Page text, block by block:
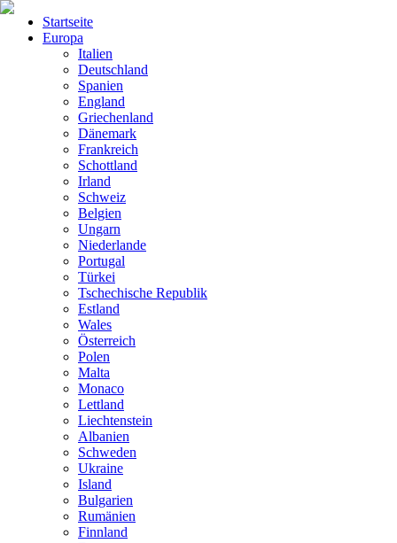
Startseite
Europa
Italien
Deutschland
Spanien
England
Griechenland
Dänemark
Frankreich
Schottland
Irland
Schweiz
Belgien
Ungarn
Niederlande
Portugal
Türkei
Tschechische Republik
Estland
Wales
Österreich
Polen
Malta
Monaco
Lettland
Liechtenstein
Albanien
Schweden
Ukraine
Island
Bulgarien
Rumänien
Finnland